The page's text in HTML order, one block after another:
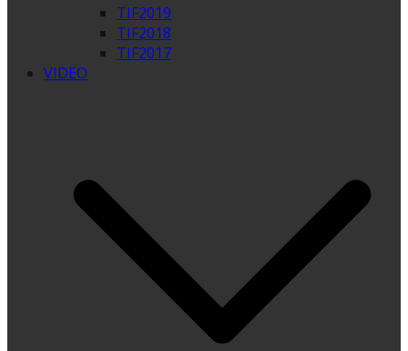
TIF2019
TIF2018
TIF2017
VIDEO